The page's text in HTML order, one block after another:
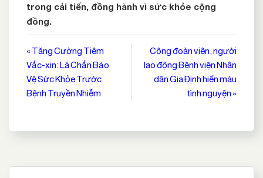
trong cải tiến, đồng hành vì sức khỏe cộng
đồng.
Điều
hướng
bài
« Tăng Cường Tiêm
Vắc-xin: Lá Chắn Bảo
Vệ Sức Khỏe Trước
Bệnh Truyền Nhiễm
Công đoàn viên, người
lao động Bệnh viện Nhân
dân Gia Định hiến máu
tình nguyện »